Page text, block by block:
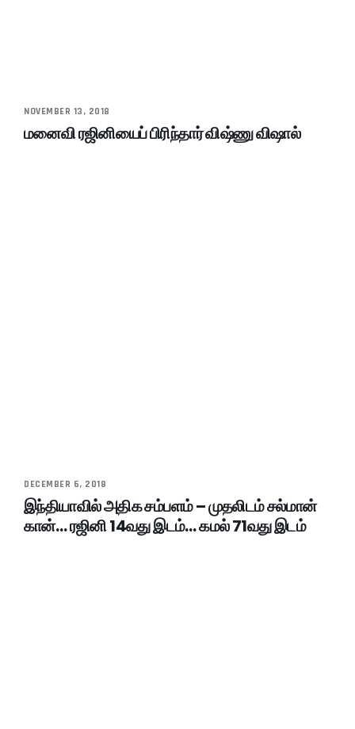
NOVEMBER 13, 2018
மனைவி ரஜினியைப் பிரிந்தார் விஷ்ணு விஷால்
DECEMBER 6, 2018
இந்தியாவில் அதிக சம்பளம் – முதலிடம் சல்மான்
கான்… ரஜினி 14வது இடம்… கமல் 71வது இடம்